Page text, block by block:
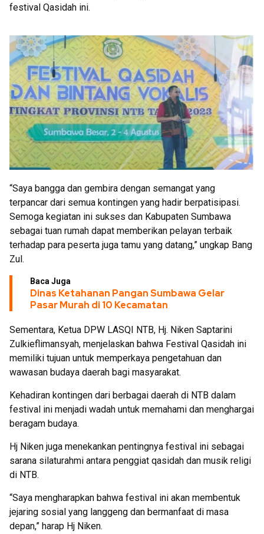
festival Qasidah ini.
“Saya bangga dan gembira dengan semangat yang
terpancar dari semua kontingen yang hadir berpatisipasi.
Semoga kegiatan ini sukses dan Kabupaten Sumbawa
sebagai tuan rumah dapat memberikan pelayan terbaik
terhadap para peserta juga tamu yang datang,” ungkap Bang
Zul.
Baca Juga
Dinas Ketahanan Pangan Sumbawa Gelar
Pasar Murah di 10 Kecamatan
Sementara, Ketua DPW LASQI NTB, Hj. Niken Saptarini
Zulkieflimansyah, menjelaskan bahwa Festival Qasidah ini
memiliki tujuan untuk memperkaya pengetahuan dan
wawasan budaya daerah bagi masyarakat.
Kehadiran kontingen dari berbagai daerah di NTB dalam
festival ini menjadi wadah untuk memahami dan menghargai
beragam budaya.
Hj Niken juga menekankan pentingnya festival ini sebagai
sarana silaturahmi antara penggiat qasidah dan musik religi
di NTB.
“Saya mengharapkan bahwa festival ini akan membentuk
jejaring sosial yang langgeng dan bermanfaat di masa
depan,” harap Hj Niken.